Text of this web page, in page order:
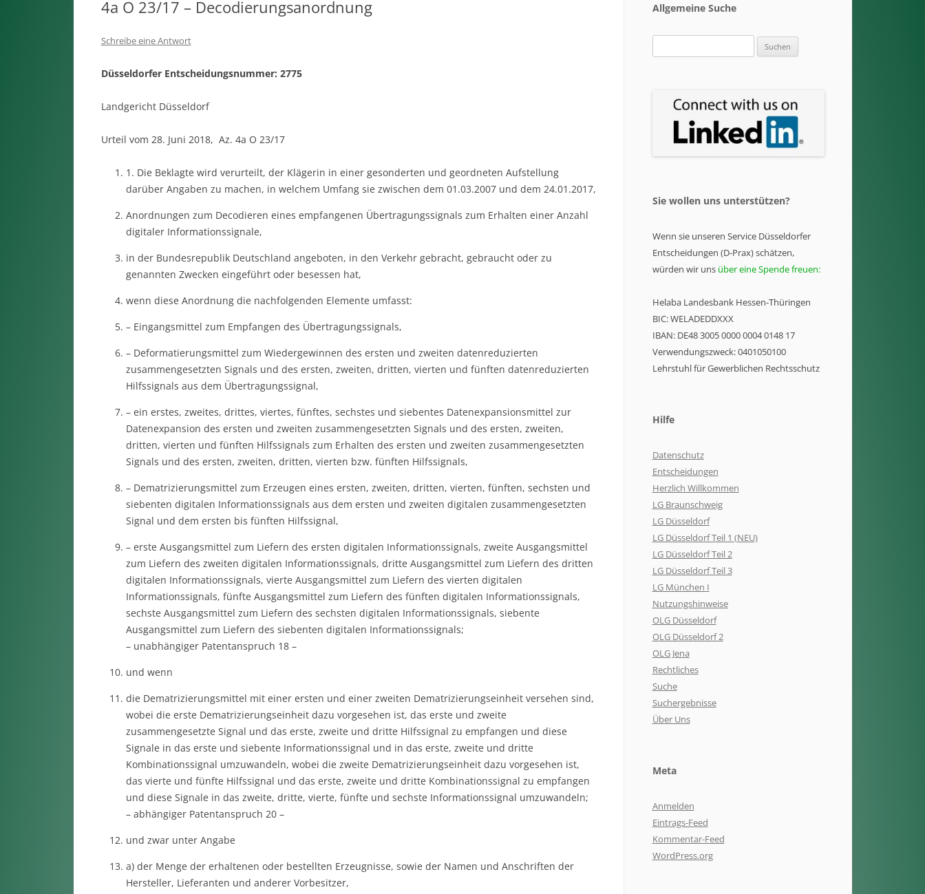
4a O 23/17 – Decodierungsanordnung
Schreibe eine Antwort
Düsseldorfer Entscheidungsnummer: 2775
Landgericht Düsseldorf
Urteil vom 28. Juni 2018, Az. 4a O 23/17
1. Die Beklagte wird verurteilt, der Klägerin in einer gesonderten und geordneten Aufstellung
darüber Angaben zu machen, in welchem Umfang sie zwischen dem 01.03.2007 und dem 24.01.2017,
Anordnungen zum Decodieren eines empfangenen Übertragungssignals zum Erhalten einer Anzahl
digitaler Informationssignale,
in der Bundesrepublik Deutschland angeboten, in den Verkehr gebracht, gebraucht oder zu
genannten Zwecken eingeführt oder besessen hat,
wenn diese Anordnung die nachfolgenden Elemente umfasst:
– Eingangsmittel zum Empfangen des Übertragungssignals,
– Deformatierungsmittel zum Wiedergewinnen des ersten und zweiten datenreduzierten
zusammengesetzten Signals und des ersten, zweiten, dritten, vierten und fünften datenreduzierten
Hilfssignals aus dem Übertragungssignal,
– ein erstes, zweites, drittes, viertes, fünftes, sechstes und siebentes Datenexpansionsmittel zur
Datenexpansion des ersten und zweiten zusammengesetzten Signals und des ersten, zweiten,
dritten, vierten und fünften Hilfssignals zum Erhalten des ersten und zweiten zusammengesetzten
Signals und des ersten, zweiten, dritten, vierten bzw. fünften Hilfssignals,
– Dematrizierungsmittel zum Erzeugen eines ersten, zweiten, dritten, vierten, fünften, sechsten und
siebenten digitalen Informationssignals aus dem ersten und zweiten digitalen zusammengesetzten
Signal und dem ersten bis fünften Hilfssignal,
– erste Ausgangsmittel zum Liefern des ersten digitalen Informationssignals, zweite Ausgangsmittel
zum Liefern des zweiten digitalen Informationssignals, dritte Ausgangsmittel zum Liefern des dritten
digitalen Informationssignals, vierte Ausgangsmittel zum Liefern des vierten digitalen
Informationssignals, fünfte Ausgangsmittel zum Liefern des fünften digitalen Informationssignals,
sechste Ausgangsmittel zum Liefern des sechsten digitalen Informationssignals, siebente
Ausgangsmittel zum Liefern des siebenten digitalen Informationssignals;
– unabhängiger Patentanspruch 18 –
und wenn
die Dematrizierungsmittel mit einer ersten und einer zweiten Dematrizierungseinheit versehen sind,
wobei die erste Dematrizierungseinheit dazu vorgesehen ist, das erste und zweite
zusammengesetzte Signal und das erste, zweite und dritte Hilfssignal zu empfangen und diese
Signale in das erste und siebente Informationssignal und in das erste, zweite und dritte
Kombinationssignal umzuwandeln, wobei die zweite Dematrizierungseinheit dazu vorgesehen ist,
das vierte und fünfte Hilfssignal und das erste, zweite und dritte Kombinationssignal zu empfangen
und diese Signale in das zweite, dritte, vierte, fünfte und sechste Informationssignal umzuwandeln;
– abhängiger Patentanspruch 20 –
und zwar unter Angabe
a) der Menge der erhaltenen oder bestellten Erzeugnisse, sowie der Namen und Anschriften der
Hersteller, Lieferanten und anderer Vorbesitzer,
Allgemeine Suche
nach:
Sie wollen uns unterstützen?
Wenn sie unseren Service Düsseldorfer
Entscheidungen (D-Prax) schätzen,
würden wir uns über eine Spende freuen:
Helaba Landesbank Hessen-Thüringen
BIC: WELADEDDXXX
IBAN: DE48 3005 0000 0004 0148 17
Verwendungszweck: 0401050100
Lehrstuhl für Gewerblichen Rechtsschutz
Hilfe
Datenschutz
Entscheidungen
Herzlich Willkommen
LG Braunschweig
LG Düsseldorf
LG Düsseldorf Teil 1 (NEU)
LG Düsseldorf Teil 2
LG Düsseldorf Teil 3
LG München I
Nutzungshinweise
OLG Düsseldorf
OLG Düsseldorf 2
OLG Jena
Rechtliches
Suche
Suchergebnisse
Über Uns
Meta
Anmelden
Eintrags-Feed
Kommentar-Feed
WordPress.org